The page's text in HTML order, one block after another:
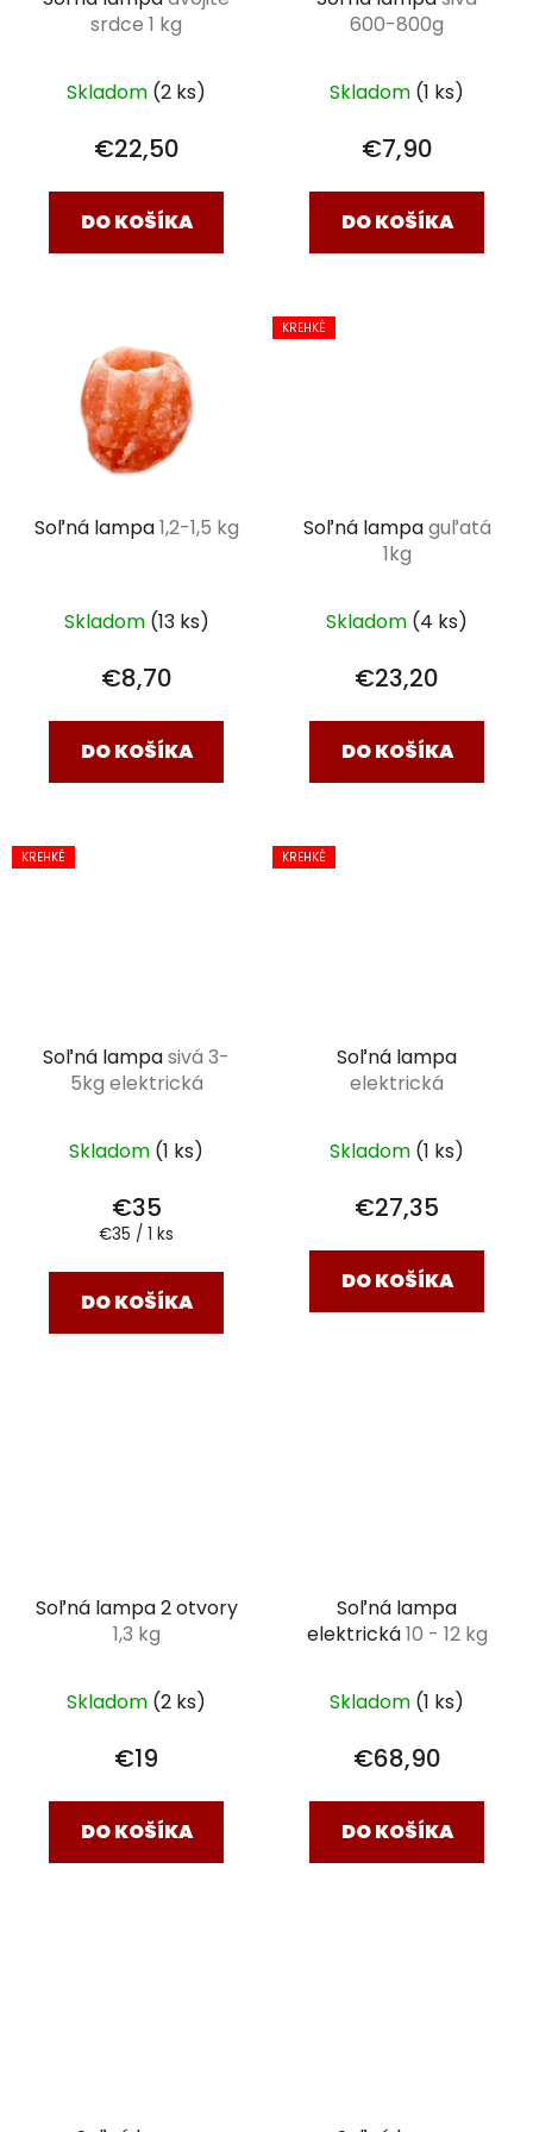
srdce 1 kg
Skladom (2 ks)
€22,50
DO KOŠÍKA
600-800g
Skladom (1 ks)
€7,90
DO KOŠÍKA
Soľná lampa1,2-1,5 kg
Skladom (13 ks)
€8,70
DO KOŠÍKA
KREHKÉ
Soľná lampaguľatá
1kg
Skladom (4 ks)
€23,20
DO KOŠÍKA
KREHKÉ
Soľná lampasivá 3-
5kg elektrická
Skladom (1 ks)
€35
Jednotková
€35 / 1 ks
DO KOŠÍKA
KREHKÉ
Soľná lampa
elektrická
Skladom (1 ks)
€27,35
DO KOŠÍKA
Soľná lampa 2 otvory
1,3 kg
Skladom (2 ks)
€19
DO KOŠÍKA
Soľná lampa
elektrická10 - 12 kg
Skladom (1 ks)
€68,90
DO KOŠÍKA